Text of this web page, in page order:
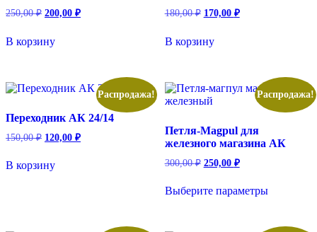
250,00₽ Первоначальная
250,00 ₽.
200,00 ₽Текущая
В корзину
180,00₽ Первоначальная
180,00 ₽.
170,00 ₽Текущая
В корзину
Распродажа!
Переходник АК 24/14
150,00₽ Первоначальная
цена
150,00 ₽.
120,00 ₽Текущая
цена:
В корзину
Распродажа!
Петля-Magpul для
железного магазина АК
300,00₽ Первоначальная
цена
300,00 ₽.
250,00 ₽Текущая
цена:
Выберите параметрытовар